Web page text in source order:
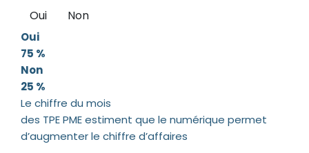
Oui Non
Oui
75 %
Non
25 %
Le chiffre du mois
des TPE PME estiment que le numérique permet
d’augmenter le chiffre d’affaires